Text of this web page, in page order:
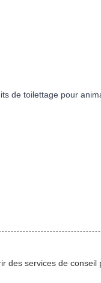
de toilettage pour
des services de